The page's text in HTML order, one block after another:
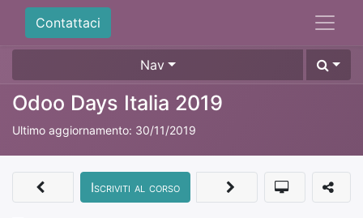
Contattaci
Nav
Odoo Days Italia 2019
Ultimo aggiornamento: 30/11/2019
Iscriviti al corso